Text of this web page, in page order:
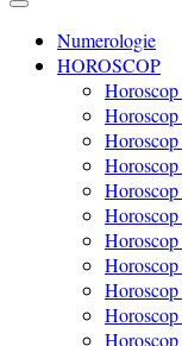
Revista Fashion8.ro
Numerologie
HOROSCOP